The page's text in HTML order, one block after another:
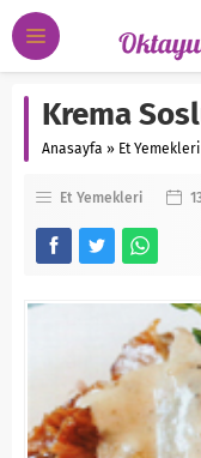
Krema
Anasayfa » Et Yemekleri
Et Yemekleri